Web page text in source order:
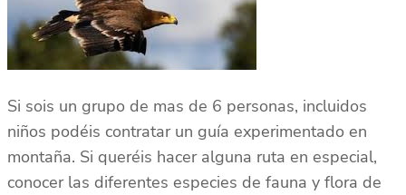
Si sois un grupo de mas de 6 personas, incluidos
niños podéis contratar un guía experimentado en
montaña. Si queréis hacer alguna ruta en especial,
conocer las diferentes especies de fauna y flora de